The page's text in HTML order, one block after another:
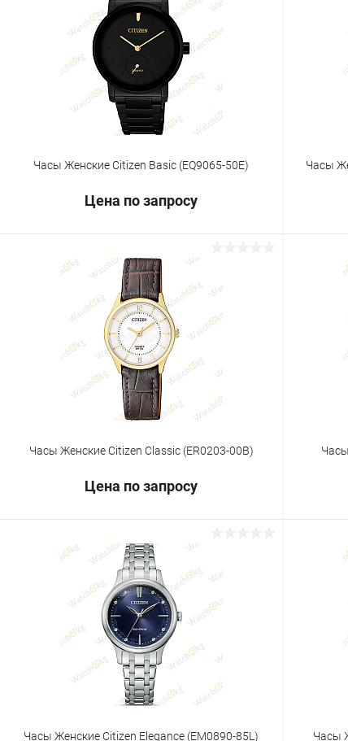
Купить в 1 клик Сравнение
Под заказ
Купить
Часы Женские Citizen Basic (EQ9065-50E)
Цена по запросу
Запросить цену
Купить в 1 клик
Под заказ
Часы
Купить
Часы Женские Citizen Classic (ER0203-00B)
Цена по запросу
Запросить цену
Купить в 1 клик Сравнение
Под заказ
Купить
Часы Женские Citizen Elegance (EM0890-85L) Часы